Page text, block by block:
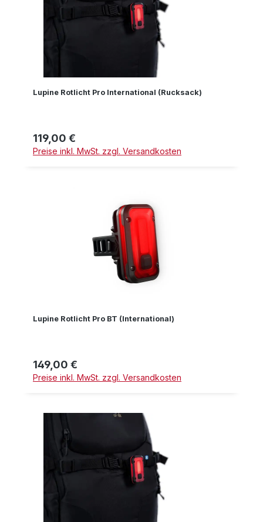
Lupine Rotlicht Pro International (Rucksack)
Regulärer Preis:
119,00 €
Preise inkl. MwSt. zzgl. Versandkosten
Lupine Rotlicht Pro BT (International)
Regulärer Preis:
149,00 €
Preise inkl. MwSt. zzgl. Versandkosten